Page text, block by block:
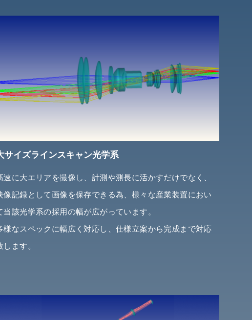
サイズラインスキャン光学系
速に大エリアを撮像し、計測や測長に活かすだけでなく、
像記録として画像を保存できる為、様々な産業装置におい
当該光学系の採用の幅が広がっています。
様なスペックに幅広く対応し、仕様立案から完成まで対応
します。